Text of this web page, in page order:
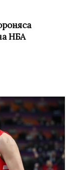
НБА